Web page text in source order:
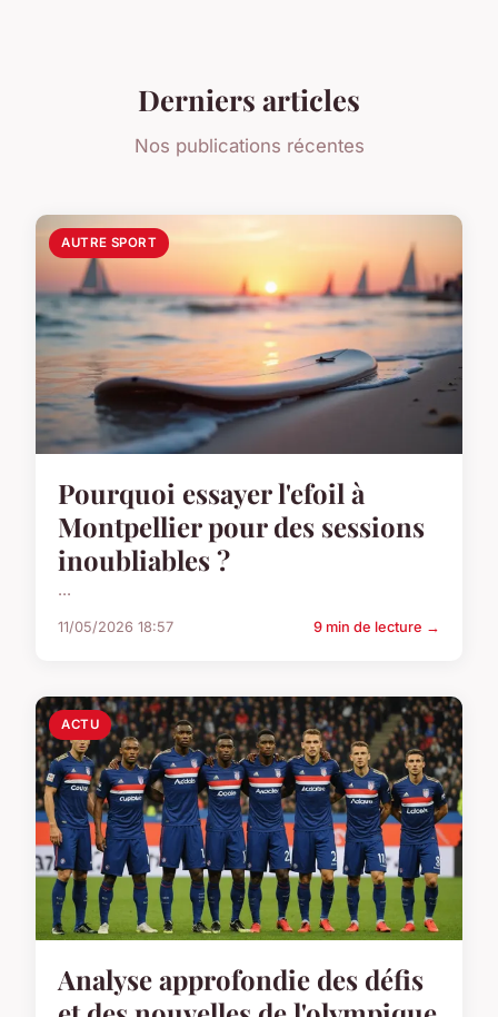
Derniers articles
Nos publications récentes
AUTRE SPORT
Pourquoi essayer l'efoil à
Montpellier pour des sessions
inoubliables ?
...
11/05/2026 18:57 9 min de lecture →
ACTU
Analyse approfondie des défis